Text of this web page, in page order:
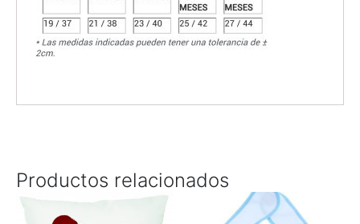
Productos relacionados